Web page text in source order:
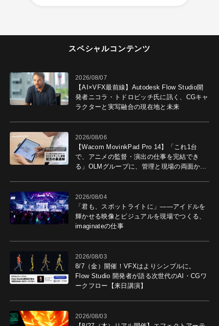
スペシャルコンテンツ
2026/08/07
【AI×VFX最前線】Autodesk Flow Studio開
発者ニコラ・トドロビッチ氏に訊く、CGキャ
ラクターと実写融合の現在地と未来
2026/08/06
【Wacom MovinkPad Pro 14】「これ1台
で、アニメの監督・演出の仕事を完結でき
る」OLMグループに、管理と現場の両面から
2026/08/04
「君も、スポットライトに」――アイドルを
輝かせる映像とビジュアルを現場でつくる、
imaginateの仕事
2026/08/03
8/7（金）開催！VFXはよりシンプルに。
Flow Studio 開発者が語る次世代のAI・CGワ
ークフロー【来日講演】
2026/08/03